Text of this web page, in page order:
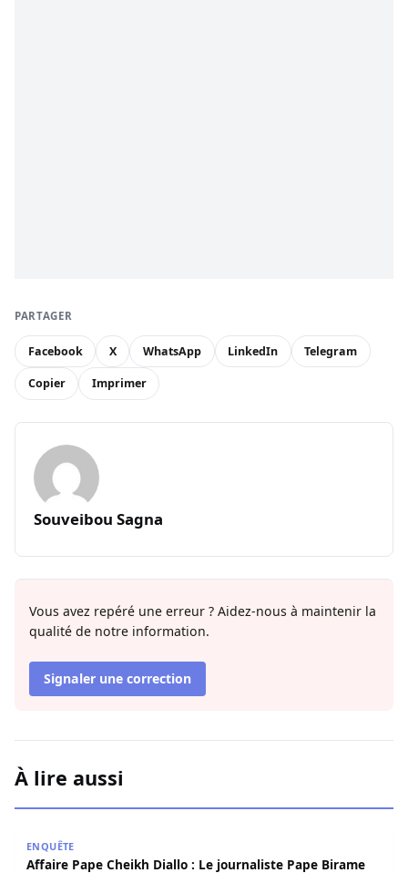
PARTAGER
Facebook X WhatsApp LinkedIn Telegram
Copier Imprimer
Souveibou Sagna
Vous avez repéré une erreur ? Aidez-nous à maintenir la
qualité de notre information.
Signaler une correction
À lire aussi
ENQUÊTE
Affaire Pape Cheikh Diallo : Le journaliste Pape Birame